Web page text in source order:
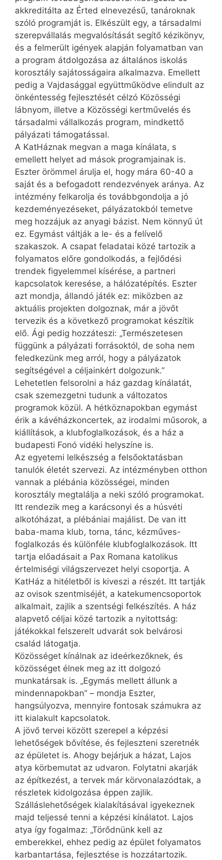
akkreditálta az Érted elnevezésű, tanároknak
szóló programját is. Elkészült egy, a társadalmi
szerepvállalás meg­valósítását segítő kézikönyv,
és a felmerült igények alapján folyamatban van
a program átdolgozása az általános iskolás
korosztály sajátosságaira alkalmazva. Emellett
pedig a Vajdasággal együttműködve elindult az
önkéntesség fejlesztését célzó Közösségi
lábnyom, illetve a Közösségi kertművelés és
társadalmi vállalkozás program, mindkettő
pályázati támogatással.
A KatHáznak megvan a maga kínálata, s
emellett helyet ad mások programjainak is.
Eszter örömmel árulja el, hogy mára 60-40 a
saját és a befogadott rendezvények aránya. Az
intézmény felkarolja és továbbgondolja a jó
kezdeményezéseket, pályázatokból temetve
meg hozzájuk az anyagi bázist. Nem könnyű út
ez. Egymást váltják a le- és a felívelő
szakaszok. A csapat feladatai közé tartozik a
folyamatos előre gondolkodás, a fejlődési
trendek figyelemmel kísérése, a partneri
kapcsolatok keresése, a hálózatépítés. Eszter
azt mondja, állandó játék ez: miközben az
aktuális projekten dolgoznak, már a jövőt
tervezik és a következő programokat készítik
elő. Ági pedig hozzáteszi: „Természetesen
függünk a pályázati forrásoktól, de soha nem
feledkezünk meg arról, hogy a pályázatok
segítségével a céljainkért dolgozunk.”
Lehetetlen felsorolni a ház gazdag kínálatát,
csak szemezgetni tudunk a változatos
programok közül. A hétköznapokban egymást
érik a kávéházkoncertek, az irodalmi műsorok, a
kiállítások, a klubfoglalkozások, és a ház a
budapesti Fonó vidéki helyszíne is.
Az egyetemi lelkészség a felsőoktatásban
tanulók életét szervezi. Az intézményben otthon
vannak a plébánia közösségei, minden
korosztály megtalálja a neki szóló programokat.
Itt rendezik meg a karácsonyi és a húsvéti
alkotóházat, a plébániai majálist. De van itt
baba-mama klub, torna, tánc, kézműves-
foglalkozás és különféle klubfoglalkozások. Itt
tartja előadásait a Pax Romana katolikus
értelmiségi világszervezet helyi csoportja. A
KatHáz a hitéletből is kiveszi a részét. Itt tartják
az ovisok szentmiséjét, a katekumencsoportok
alkalmait, zajlik a szentségi felkészítés. A ház
alapvető céljai közé tartozik a nyitottság:
játékokkal felszerelt udvarát sok belvárosi
család látogatja.
Közösséget kínálnak az ideérkezőknek, és
közösséget élnek meg az itt dolgozó
munkatársak is. „Egymás mellett állunk a
mindennapokban” – mondja Eszter,
hangsúlyozva, mennyire fontosak számukra az
itt kialakult kapcsolatok.
A jövő tervei között szerepel a képzési
lehetőségek bővítése, és fejleszteni szeretnék
az épületet is. Ahogy bejárjuk a házat, Lajos
atya körbemutat az udvaron. Folytatni akarják
az építkezést, a tervek már körvonalazódtak, a
részletek kidolgozása éppen zajlik.
Szálláslehetőségek kialakításával igyekeznek
majd teljessé tenni a képzési kínálatot. Lajos
atya így fogalmaz: „Törődnünk kell az
emberekkel, ehhez pedig az épület folyamatos
karbantartása, fejlesztése is hozzátartozik.